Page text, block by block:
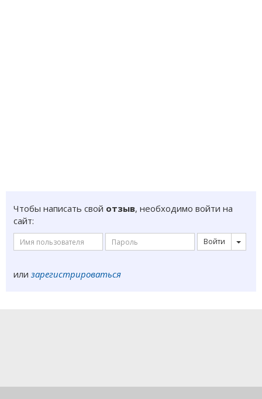
Чтобы написать свой отзыв, необходимо войти на
сайт:
Войти
или зарегистрироваться